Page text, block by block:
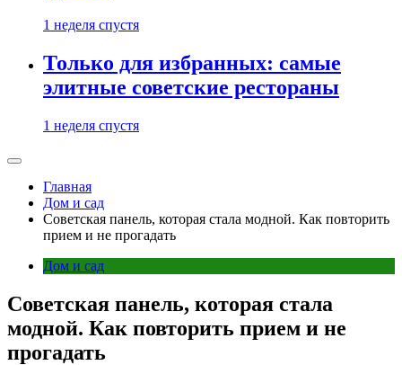
1 неделя спустя
Только для избранных: самые
элитные советские рестораны
1 неделя спустя
Главная
Дом и сад
Советская панель, которая стала модной. Как повторить
прием и не прогадать
Дом и сад
Советская панель, которая стала
модной. Как повторить прием и не
прогадать